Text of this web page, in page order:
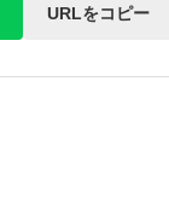
URLをコピー